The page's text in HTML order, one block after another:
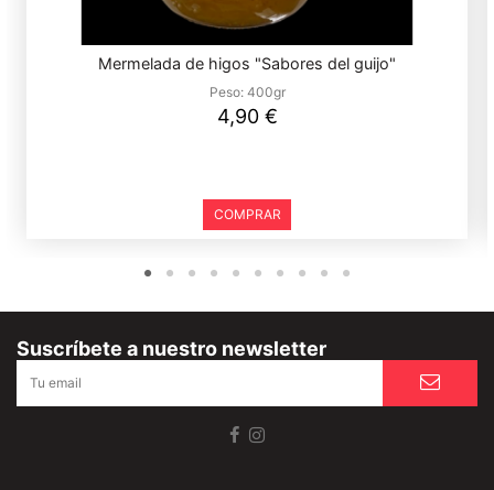
Mermelada de higos "Sabores del guijo"
Peso: 400gr
4,90 €
COMPRAR
Suscríbete a nuestro newsletter